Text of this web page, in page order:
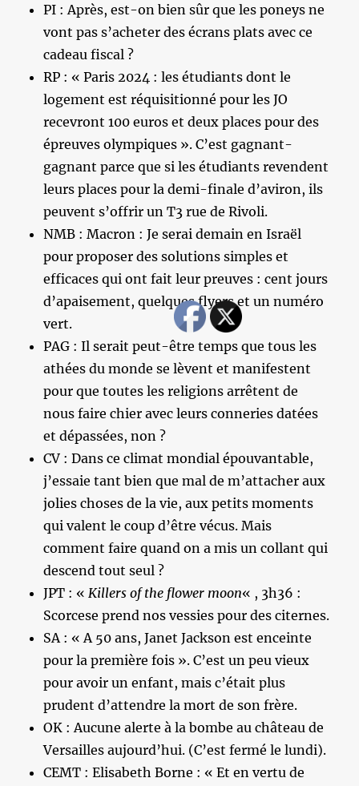
PI : Après, est-on bien sûr que les poneys ne
vont pas s’acheter des écrans plats avec ce
cadeau fiscal ?
RP : « Paris 2024 : les étudiants dont le
logement est réquisitionné pour les JO
recevront 100 euros et deux places pour des
épreuves olympiques ». C’est gagnant-
gagnant parce que si les étudiants revendent
leurs places pour la demi-finale d’aviron, ils
peuvent s’offrir un T3 rue de Rivoli.
NMB : Macron : Je serai demain en Israël
pour proposer des solutions simples et
efficaces qui ont fait leur preuves : cent jours
d’apaisement, quelques flyers et un numéro
vert.
PAG : Il serait peut-être temps que tous les
athées du monde se lèvent et manifestent
pour que toutes les religions arrêtent de
nous faire chier avec leurs conneries datées
et dépassées, non ?
CV : Dans ce climat mondial épouvantable,
j’essaie tant bien que mal de m’attacher aux
jolies choses de la vie, aux petits moments
qui valent le coup d’être vécus. Mais
comment faire quand on a mis un collant qui
descend tout seul ?
JPT : «Killers of the flower moon« , 3h36 :
Scorcese prend nos vessies pour des citernes.
SA : « A 50 ans, Janet Jackson est enceinte
pour la première fois ». C’est un peu vieux
pour avoir un enfant, mais c’était plus
prudent d’attendre la mort de son frère.
OK : Aucune alerte à la bombe au château de
Versailles aujourd’hui. (C’est fermé le lundi).
CEMT : Elisabeth Borne : « Et en vertu de